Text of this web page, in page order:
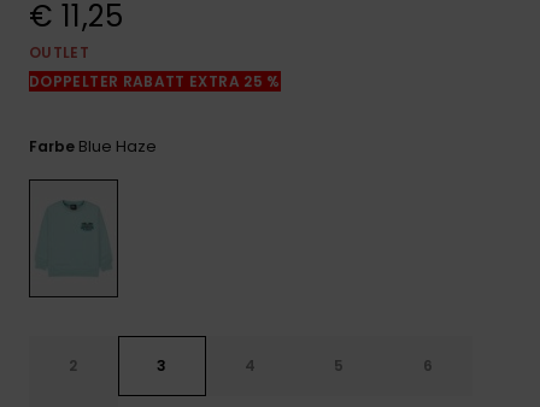
ansehen
€ 11,25
OUTLET
DOPPELTER RABATT EXTRA 25 %
Farbe Blue Haze
2 3 4 5 6